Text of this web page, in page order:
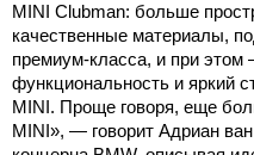
MINI Clubman: больше
качественные материалы,
премиум-класса, и при этом
функциональность и яркий
MINI. Проще говоря, еще
MINI», — говорит Адриан